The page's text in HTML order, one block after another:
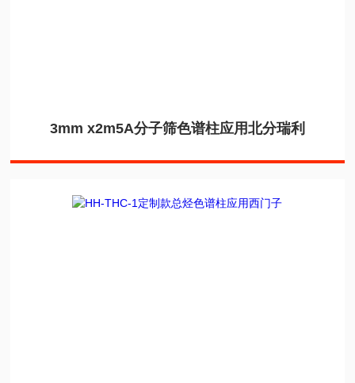
3mm x2m5A分子筛色谱柱应用北分瑞利